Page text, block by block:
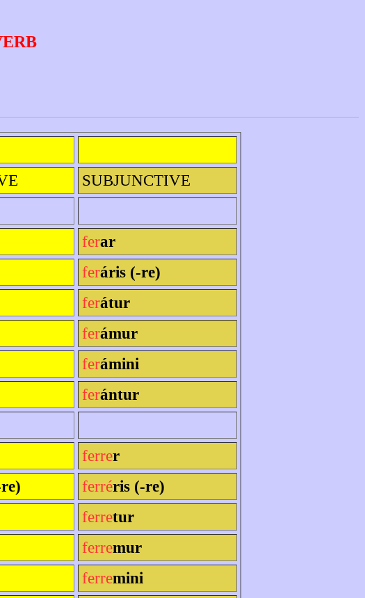
SUBJUNCTIVE
ferar
feráris (-re)
ferátur
ferámur
ferámini
ferántur
ferrer
ferréris (-re)
ferretur
ferremur
ferremini